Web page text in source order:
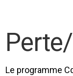
Le programme